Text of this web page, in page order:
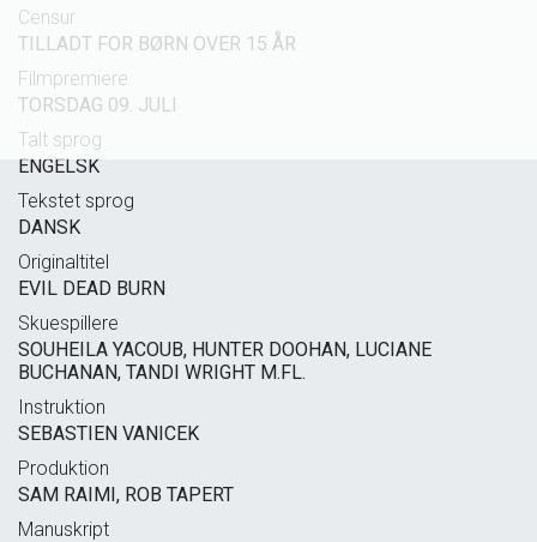
Censur
TILLADT FOR BØRN OVER 15 ÅR
Filmpremiere
TORSDAG 09. JULI
Talt sprog
ENGELSK
Tekstet sprog
DANSK
Originaltitel
EVIL DEAD BURN
Skuespillere
SOUHEILA YACOUB, HUNTER DOOHAN, LUCIANE
BUCHANAN, TANDI WRIGHT M.FL.
Instruktion
SEBASTIEN VANICEK
Produktion
SAM RAIMI, ROB TAPERT
Manuskript